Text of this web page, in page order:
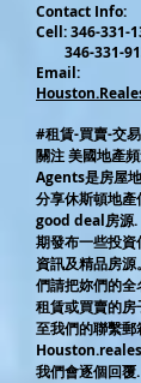
Contact Info:
Cell:346-331-
346-331-
Email:
#租賃-買賣-交
關注 美國地產
Agents是房屋
分享休斯頓地
good deal房源.
期發布一些投
資訊及精品房
們請把妳們的
租賃或買賣的
至我們的聯繫
我們會逐個回覆.